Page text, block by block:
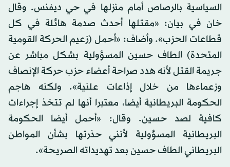
السياسية بالرصاص أمام منزلها في حي ديفنس. وقال
خان في بيان: «مقتلها أحدث صدمة هائلة في كل
قطاعات الحزب». وأضاف: «أحمل (زعيم الحركة القومية
المتحدة) الطاف حسين المسؤولية بشكل مباشر عن
جريمة القتل لأنه هدد صراحة أعضاء حزب حركة الإنصاف
وزعماءها من خلال إذاعات علنية». ولكنه هاجم
الحكومة البريطانية أيضا، معتبرا أنها لم تتخذ إجراءات
كافية لصد حسين. وقال: «أحمل أيضا الحكومة
البريطانية المسؤولية لأنني حذرتها بشأن المواطن
البريطاني الطاف حسين بعد تهديداته الصريحة».